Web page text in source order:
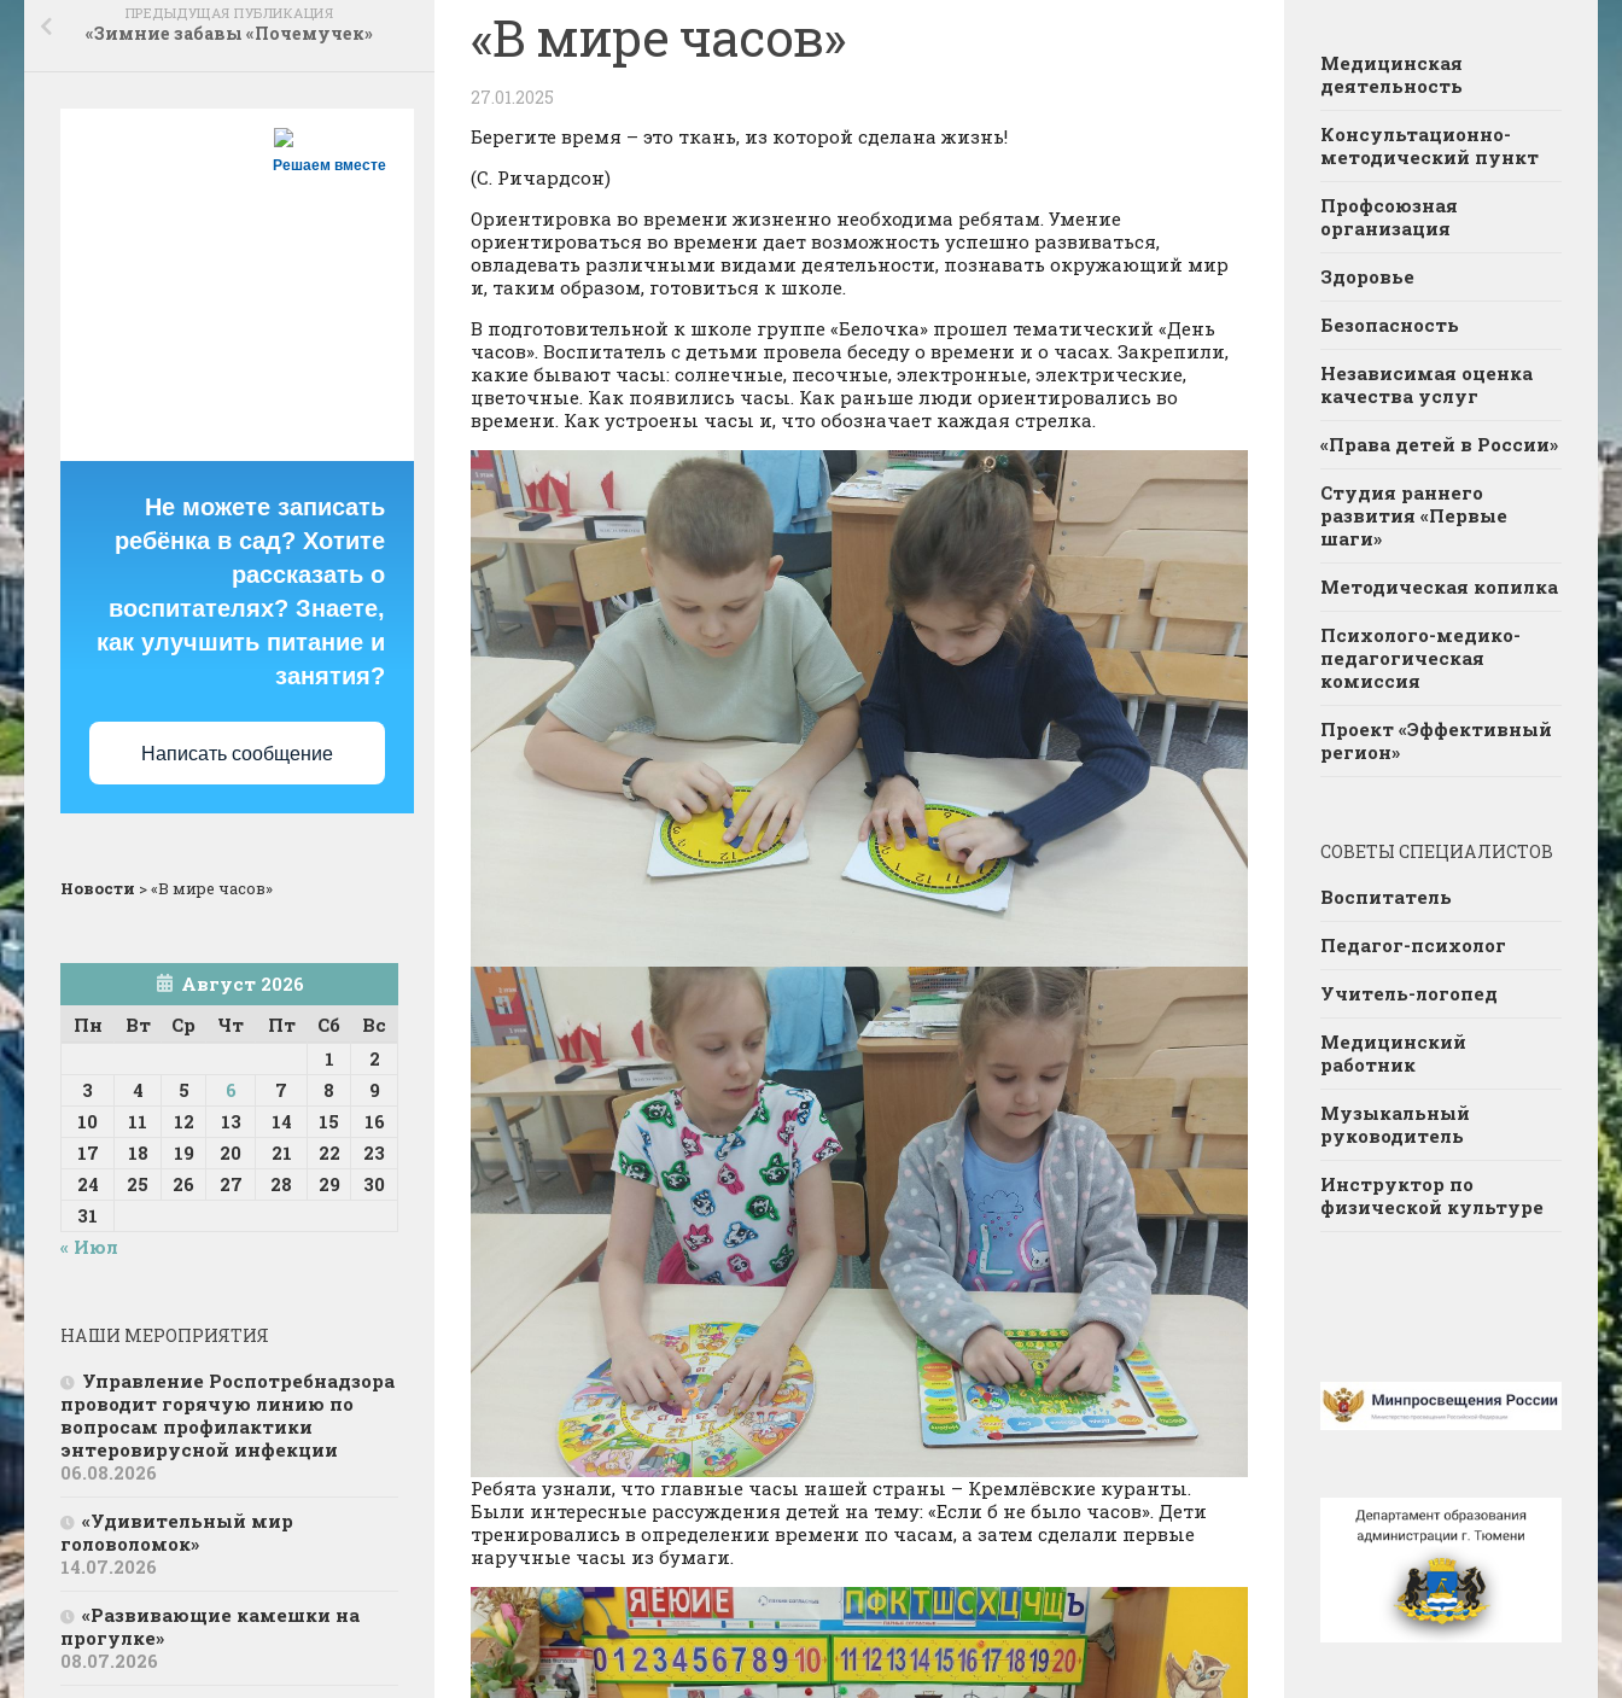
«В мире часов»
27.01.2025
Берегите время – это ткань, из которой сделана жизнь!
(С. Ричардсон)
Ориентировка во времени жизненно необходима ребятам. Умение
ориентироваться во времени дает возможность успешно развиваться,
овладевать различными видами деятельности, познавать окружающий мир
и, таким образом, готовиться к школе.
В подготовительной к школе группе «Белочка» прошел тематический «День
часов». Воспитатель с детьми провела беседу о времени и о часах. Закрепили,
какие бывают часы: солнечные, песочные, электронные, электрические,
цветочные. Как появились часы. Как раньше люди ориентировались во
времени. Как устроены часы и, что обозначает каждая стрелка.
Ребята узнали, что главные часы нашей страны – Кремлёвские куранты.
Были интересные рассуждения детей на тему: «Если б не было часов». Дети
тренировались в определении времени по часам, а затем сделали первые
наручные часы из бумаги.
ПРЕДЫДУЩАЯ ПУБЛИКАЦИЯ
«Зимние забавы «Почемучек»
Решаем вместе
Не можете записать
ребёнка в сад? Хотите
рассказать о
воспитателях? Знаете,
как улучшить питание и
занятия?
Написать сообщение
Новости >«В мире часов»
Август 2026
Пн
Вт Ср Чт Пт Сб
Вс
1
2
3
4 5 6 7 8
9
10
11 12 13 14 15
16
17
18 19 20 21 22
23
24
25 26 27 28 29
30
31
« Июл
НАШИ МЕРОПРИЯТИЯ
Управление Роспотребнадзора
проводит горячую линию по
вопросам профилактики
энтеровирусной инфекции
06.08.2026
«Удивительный мир
головоломок»
14.07.2026
«Развивающие камешки на
прогулке»
08.07.2026
Медицинская
деятельность
Консультационно-
методический пункт
Профсоюзная
организация
Здоровье
Безопасность
Независимая оценка
качества услуг
«Права детей в России»
Студия раннего
развития «Первые
шаги»
Методическая копилка
Психолого-медико-
педагогическая
комиссия
Проект «Эффективный
регион»
СОВЕТЫ СПЕЦИАЛИСТОВ
Воспитатель
Педагог-психолог
Учитель-логопед
Медицинский
работник
Музыкальный
руководитель
Инструктор по
физической культуре